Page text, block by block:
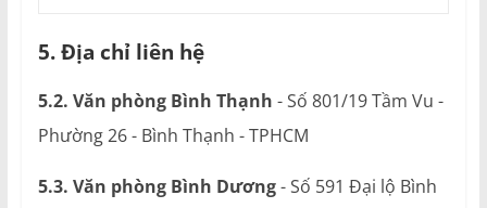
5. Địa chỉ liên hệ
5.2. Văn phòng Bình Thạnh - Số 801/19 Tầm Vu -
Phường 26 - Bình Thạnh - TPHCM
5.3. Văn phòng Bình Dương- Số 591 Đại lộ Bình